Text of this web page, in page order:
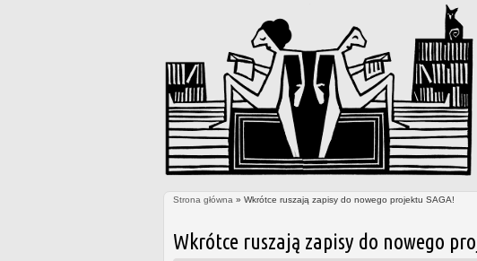
Strona główna » Wkrótce ruszają zapisy do nowego projektu SAGA!
Wkrótce ruszają zapisy do nowego